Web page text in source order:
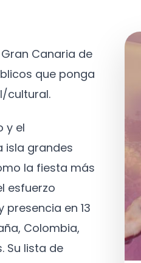
Canaria de
que ponga
cultural.
y el
isla grandes
la fiesta más
esfuerzo
en 13
Colombia,
Su lista de